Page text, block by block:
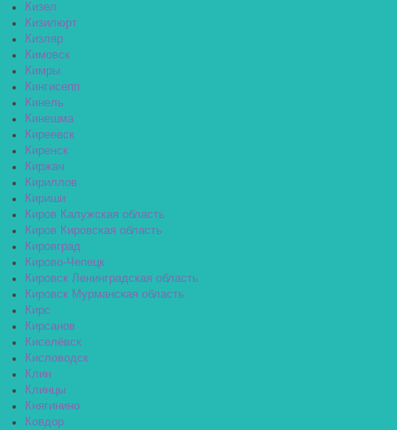
Кизел
Кизилюрт
Кизляр
Кимовск
Кимры
Кингисепп
Кинель
Кинешма
Киреевск
Киренск
Киржач
Кириллов
Кириши
Киров Калужская область
Киров Кировская область
Кировград
Кирово-Чепецк
Кировск Ленинградская область
Кировск Мурманская область
Кирс
Кирсанов
Киселёвск
Кисловодск
Клин
Клинцы
Княгинино
Ковдор